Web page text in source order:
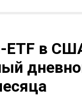
ETF в